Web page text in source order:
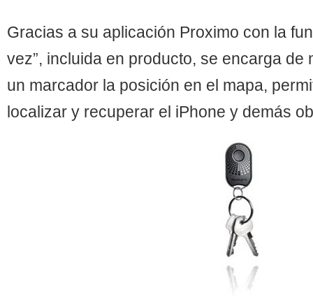
Gracias a su aplicación Proximo con la
vez”, incluida en producto, se encarga de
un marcador la posición en el mapa,
localizar y recuperar el iPhone y demás